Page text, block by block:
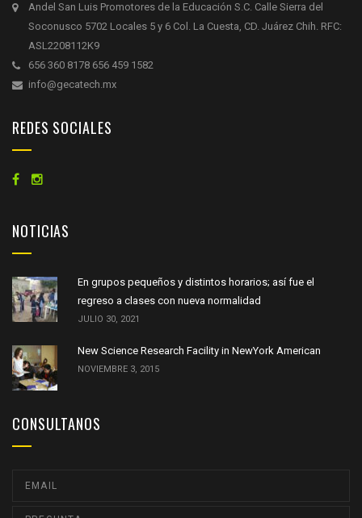
Andel San Luis Promotores de la Educación S.C. Calle Sierra del
Soconusco 5702 Locales 5 y 6 Col. La Cuesta, CD. Juárez Chih. RFC:
ASL2208112K9
656 360 8178 656 459 1582
info@gecatech.mx
REDES SOCIALES
NOTICIAS
En grupos pequeños y distintos horarios; así fue el
regreso a clases con nueva normalidad
JULIO 30, 2021
New Science Research Facility in NewYork American
NOVIEMBRE 3, 2015
CONSULTANOS